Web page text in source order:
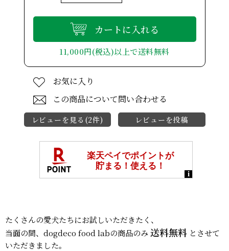
カートに入れる
11,000円(税込)以上で送料無料
お気に入り
この商品について問い合わせる
レビューを見る(2件) レビューを投稿
たくさんの愛犬たちにお試しいただきたく、
当面の間、dogdeco food labの商品のみ送料無料 とさせて
いただきました。